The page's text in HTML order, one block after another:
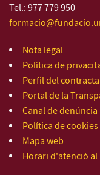
Tel.: 977 779 950
Nota legal
Política de
Perfil del
Portal de la
Canal de denúncia
Política de cookies
Mapa web
Horari d'atenció